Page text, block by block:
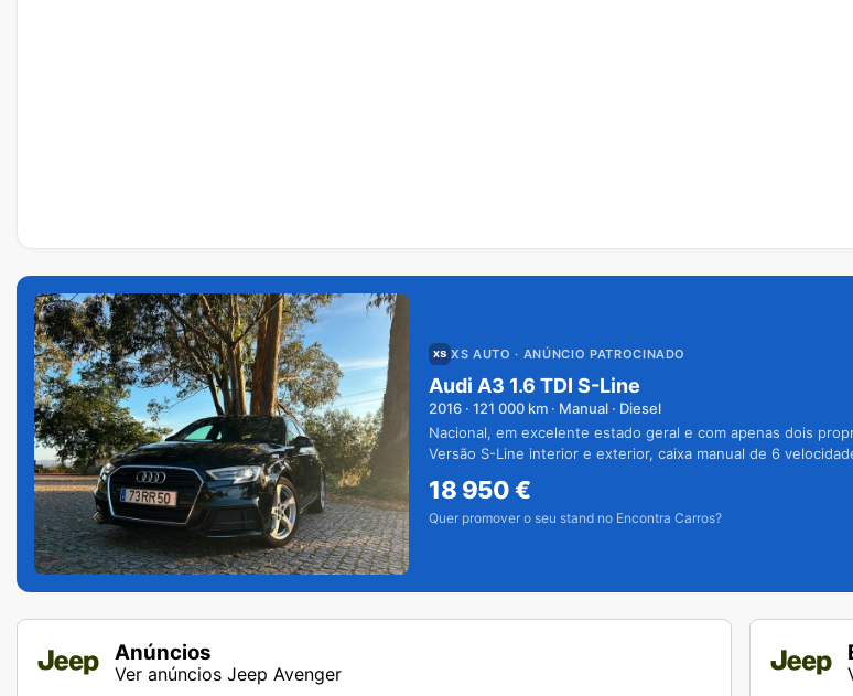
XS AUTO · ANÚNCIO PATROCINADO
Audi A3 1.6 TDI S-Line
2016 · 121 000 km · Manual · Diesel
Nacional, em excelente estado geral e com apenas dois
Versão S-Line interior e exterior, caixa manual de 6
18 950€
Quer promover o seu stand no Encontra Carros?
Anúncios
Ver anúncios Jeep Avenger